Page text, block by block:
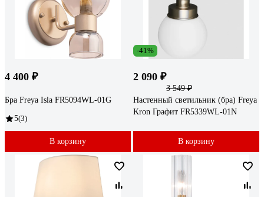
4 400 ₽
Бра Freya Isla FR5094WL-01G
5(3)
В корзину
-41%
2 090 ₽
3 549 ₽
Настенный светильник (бра) Freya
Kron Графит FR5339WL-01N
В корзину